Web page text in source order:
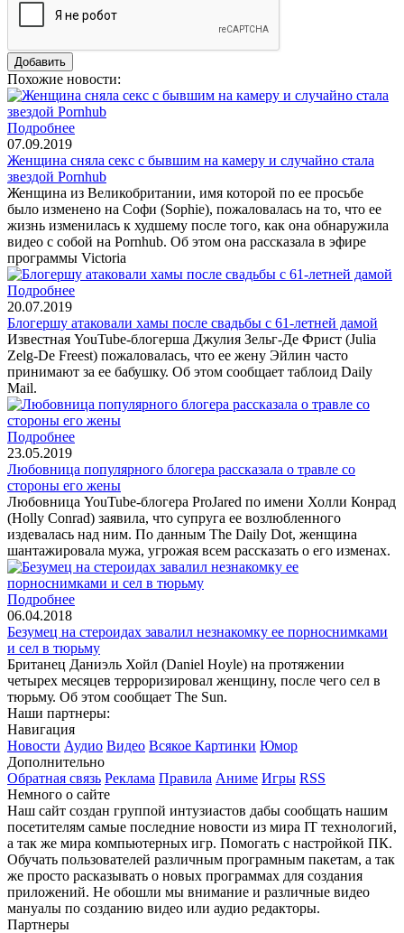
Похожие новости:
Подробнее
07.09.2019
Женщина сняла секс с бывшим на камеру и случайно стала
звездой Pornhub
Женщина из Великобритании, имя которой по ее просьбе
было изменено на Софи (Sophie), пожаловалась на то, что ее
жизнь изменилась к худшему после того, как она обнаружила
видео с собой на Pornhub. Об этом она рассказала в эфире
программы Victoria
Подробнее
20.07.2019
Блогершу атаковали хамы после свадьбы с 61-летней дамой
Известная YouTube-блогерша Джулия Зельг-Де Фрист (Julia
Zelg-De Freest) пожаловалась, что ее жену Эйлин часто
принимают за ее бабушку. Об этом сообщает таблоид Daily
Mail.
Подробнее
23.05.2019
Любовница популярного блогера рассказала о травле со
стороны его жены
Любовница YouTube-блогера ProJared по имени Холли Конрад
(Holly Conrad) заявила, что супруга ее возлюбленного
издевалась над ним. По данным The Daily Dot, женщина
шантажировала мужа, угрожая всем рассказать о его изменах.
Подробнее
06.04.2018
Безумец на стероидах завалил незнакомку ее порноснимками
и сел в тюрьму
Британец Даниэль Хойл (Daniel Hoyle) на протяжении
четырех месяцев терроризировал женщину, после чего сел в
тюрьму. Об этом сообщает The Sun.
Наши партнеры:
Навигация
Новости Аудио Видео Всякое Картинки Юмор
Дополнительно
Обратная связь Реклама Правила Аниме Игры RSS
Немного о сайте
Наш сайт создан группой интузиастов дабы сообщать нашим
посетителям самые последние новости из мира IT технологий,
а так же мира компьютерных игр. Помогать с настройкой ПК.
Обучать пользователей различным програмным пакетам, а так
же просто расказывать о новых программах для создания
приложений. Не обошли мы внимание и различные видео
мануалы по созданию видео или аудио редакторы.
Партнеры